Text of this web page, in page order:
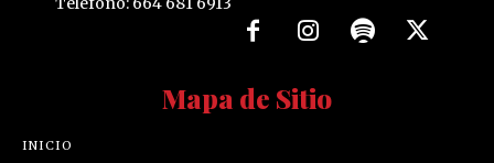
Mapa de Sitio
INICIO